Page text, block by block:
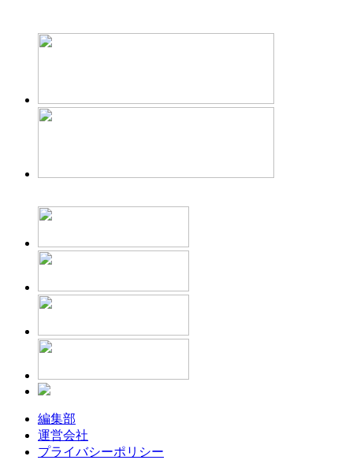
編集部
運営会社
プライバシーポリシー